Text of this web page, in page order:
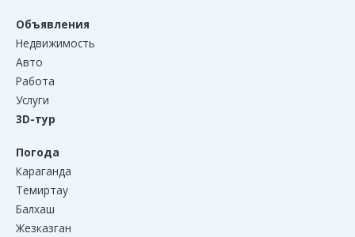
Объявления
Недвижимость
Авто
Работа
Услуги
3D-тур
Погода
Караганда
Темиртау
Балхаш
Жезказган